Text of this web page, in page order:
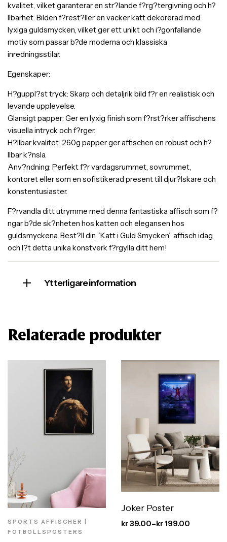
kvalitet, vilket garanterar en str?lande f?rg?tergivning och h?
llbarhet. Bilden f?rest?ller en vacker katt dekorerad med
lyxiga guldsmycken, vilket ger ett unikt och i?gonfallande
motiv som passar b?de moderna och klassiska
inredningsstilar.
Egenskaper:
H?guppl?st tryck: Skarp och detaljrik bild f?r en realistisk och
levande upplevelse.
Glansigt papper: Ger en lyxig finish som f?rst?rker affischens
visuella intryck och f?rger.
H?llbar kvalitet: 260g papper ger affischen en robust och h?
llbar k?nsla.
Anv?ndning: Perfekt f?r vardagsrummet, sovrummet,
kontoret eller som en sofistikerad present till djur?lskare och
konstentusiaster.
F?rvandla ditt utrymme med denna fantastiska affisch som f?
ngar b?de sk?nheten hos katten och elegansen hos
guldsmyckena. Best?ll din ”Katt i Guld Smycken” affisch idag
och l?t detta unika konstverk f?rgylla ditt hem!
Ytterligare information
Relaterade produkter
SPORTS AFFISCHER |
FOTBOLLSPOSTERS
Joker Poster
kr39.00–kr199.00